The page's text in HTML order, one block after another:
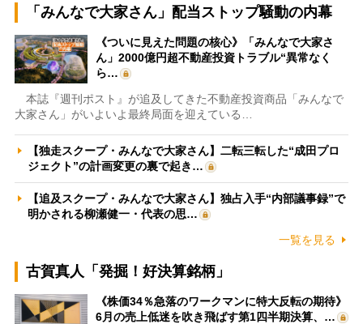
「みんなで大家さん」配当ストップ騒動の内幕
《ついに見えた問題の核心》「みんなで大家さ
ん」2000億円超不動産投資トラブル“異常なく
ら…
本誌『週刊ポスト』が追及してきた不動産投資商品「みんなで
大家さん」がいよいよ最終局面を迎えている…
【独走スクープ・みんなで大家さん】二転三転した“成田プロ
ジェクト”の計画変更の裏で起き…
【追及スクープ・みんなで大家さん】独占入手“内部議事録”で
明かされる柳瀬健一・代表の思…
一覧を見る
古賀真人「発掘！好決算銘柄」
《株価34％急落のワークマンに特大反転の期待》
6月の売上低迷を吹き飛ばす第1四半期決算、…